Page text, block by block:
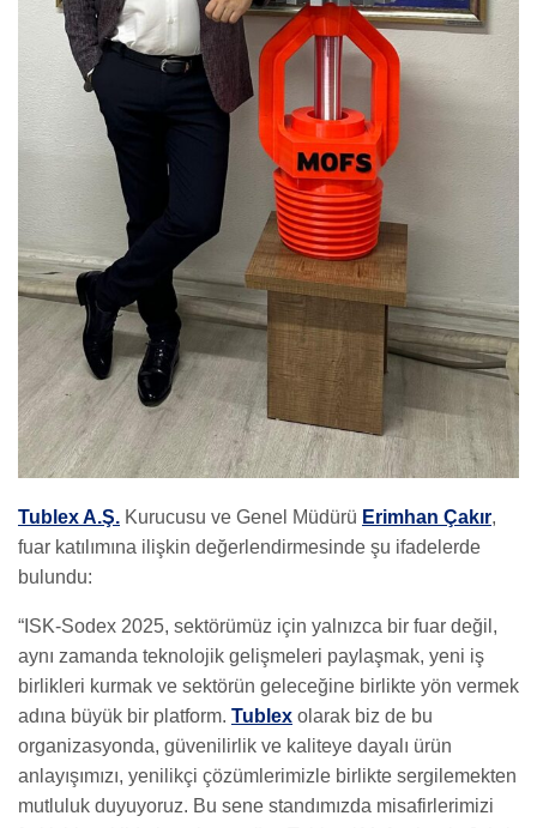
Tublex A.Ş. Kurucusu ve Genel Müdürü Erimhan Çakır,
fuar katılımına ilişkin değerlendirmesinde şu ifadelerde
bulundu:
“ISK-Sodex 2025, sektörümüz için yalnızca bir fuar değil,
aynı zamanda teknolojik gelişmeleri paylaşmak, yeni iş
birlikleri kurmak ve sektörün geleceğine birlikte yön vermek
adına büyük bir platform. Tublex olarak biz de bu
organizasyonda, güvenilirlik ve kaliteye dayalı ürün
anlayışımızı, yenilikçi çözümlerimizle birlikte sergilemekten
mutluluk duyuyoruz. Bu sene standımızda misafirlerimizi